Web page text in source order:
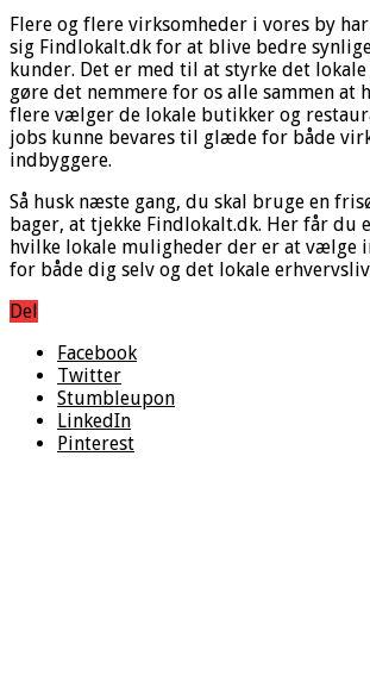
Flere og flere virksomheder i vores by
sig Findlokalt.dk for at blive bedre
kunder. Det er med til at styrke det
gøre det nemmere for os alle sammen at
flere vælger de lokale butikker og
jobs kunne bevares til glæde for både
indbyggere.
Så husk næste gang, du skal bruge en
bager, at tjekke Findlokalt.dk. Her får du
hvilke lokale muligheder der er at vælge
for både dig selv og det lokale
Del
Facebook
Twitter
Stumbleupon
LinkedIn
Pinterest